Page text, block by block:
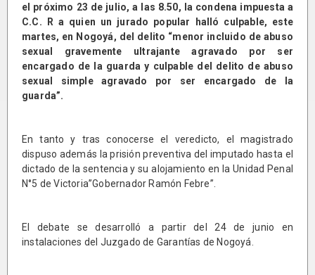
el próximo 23 de julio, a las 8.50, la condena impuesta a
C.C. R a quien un jurado popular halló culpable, este
martes, en Nogoyá, del delito “menor incluido de abuso
sexual gravemente ultrajante agravado por ser
encargado de la guarda y culpable del delito de abuso
sexual simple agravado por ser encargado de la
guarda”.
En tanto y tras conocerse el veredicto, el magistrado
dispuso además la prisión preventiva del imputado hasta el
dictado de la sentencia y su alojamiento en la Unidad Penal
N°5 de Victoria”Gobernador Ramón Febre”.
El debate se desarrolló a partir del 24 de junio en
instalaciones del Juzgado de Garantías de Nogoyá.